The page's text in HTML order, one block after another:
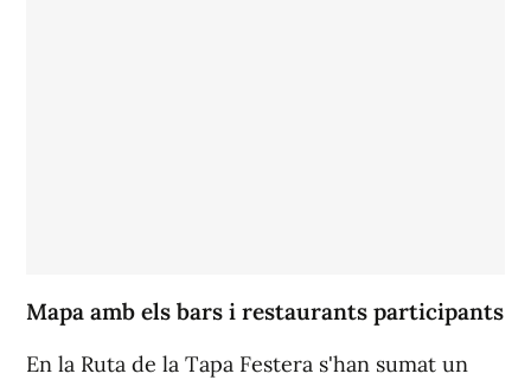
Mapa amb els bars i restaurants participants
En la Ruta de la Tapa Festera s'han sumat un